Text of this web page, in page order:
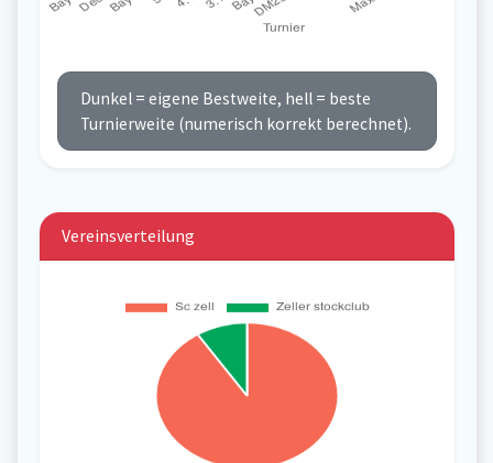
Dunkel = eigene Bestweite, hell = beste
Turnierweite (numerisch korrekt berechnet).
Vereinsverteilung